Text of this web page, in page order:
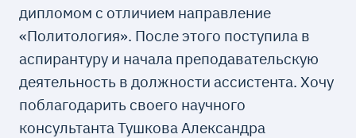
дипломом с отличием направление
«Политология». После этого поступила в
аспирантуру и начала преподавательскую
деятельность в должности ассистента. Хочу
поблагодарить своего научного
консультанта Тушкова Александра